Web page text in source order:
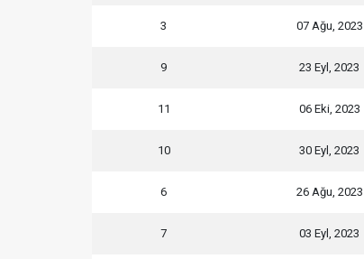
3 07 Ağu, 2023
9 23 Eyl, 2023
11 06 Eki, 2023
10 30 Eyl, 2023
6 26 Ağu, 2023
7 03 Eyl, 2023